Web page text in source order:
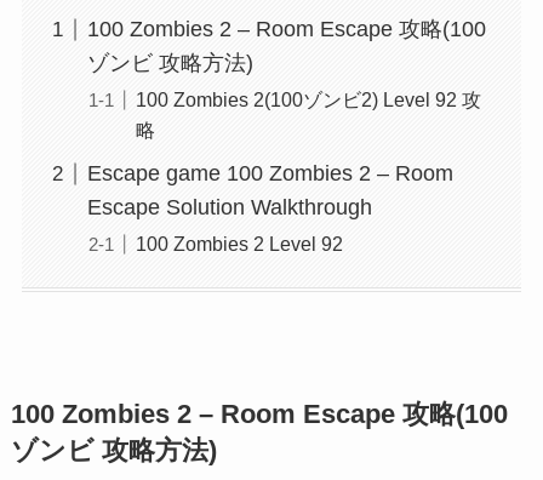
100 Zombies 2 – Room Escape 攻略(100
ゾンビ 攻略方法)
100 Zombies 2(100ゾンビ2) Level 92 攻
略
Escape game 100 Zombies 2 – Room
Escape Solution Walkthrough
100 Zombies 2 Level 92
100 Zombies 2 – Room Escape 攻略(100
ゾンビ 攻略方法)